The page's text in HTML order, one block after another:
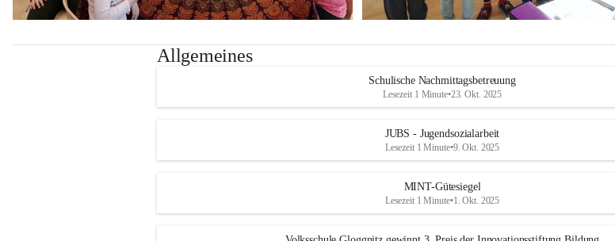
Allgemeines
Schulische Nachmittagsbetreuung
Lesezeit 1 Minute•23. Okt. 2025
JUBS - Jugendsozialarbeit
Lesezeit 1 Minute•9. Okt. 2025
MINT-Gütesiegel
Lesezeit 1 Minute•1. Okt. 2025